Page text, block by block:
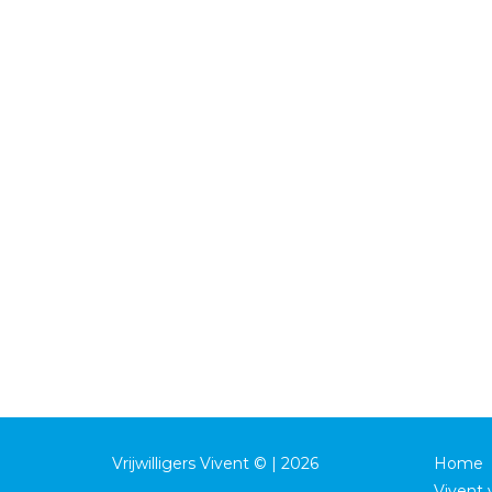
Vrijwilligers Vivent © | 2026
Home